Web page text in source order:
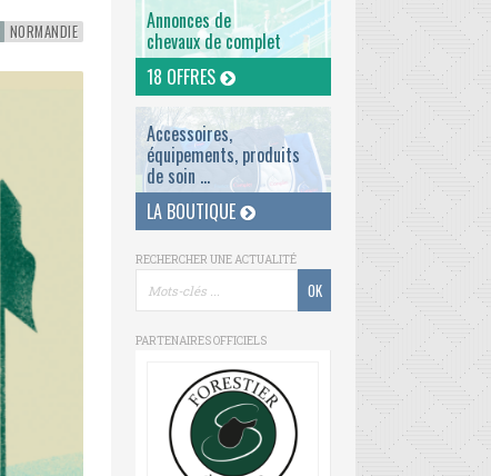
NORMANDIE Annonces de
chevaux de complet
18 OFFRES
Accessoires,
équipements, produits
de soin ...
LA BOUTIQUE
RECHERCHER UNE ACTUALITÉ
PARTENAIRES OFFICIELS